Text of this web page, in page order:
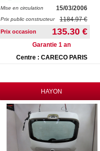
Mise en circulation 15/03/2006
Prix public constructeur 1184.97 €
Prix occasion 135.30 €
Garantie 1 an
Centre : CARECO PARIS
HAYON